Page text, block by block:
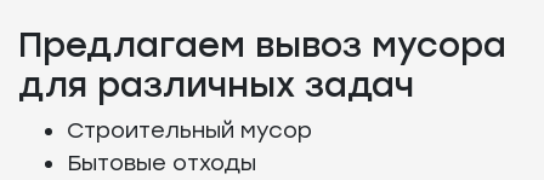
Предлагаем вывоз мусора
для различных задач
Строительный мусор
Бытовые отходы